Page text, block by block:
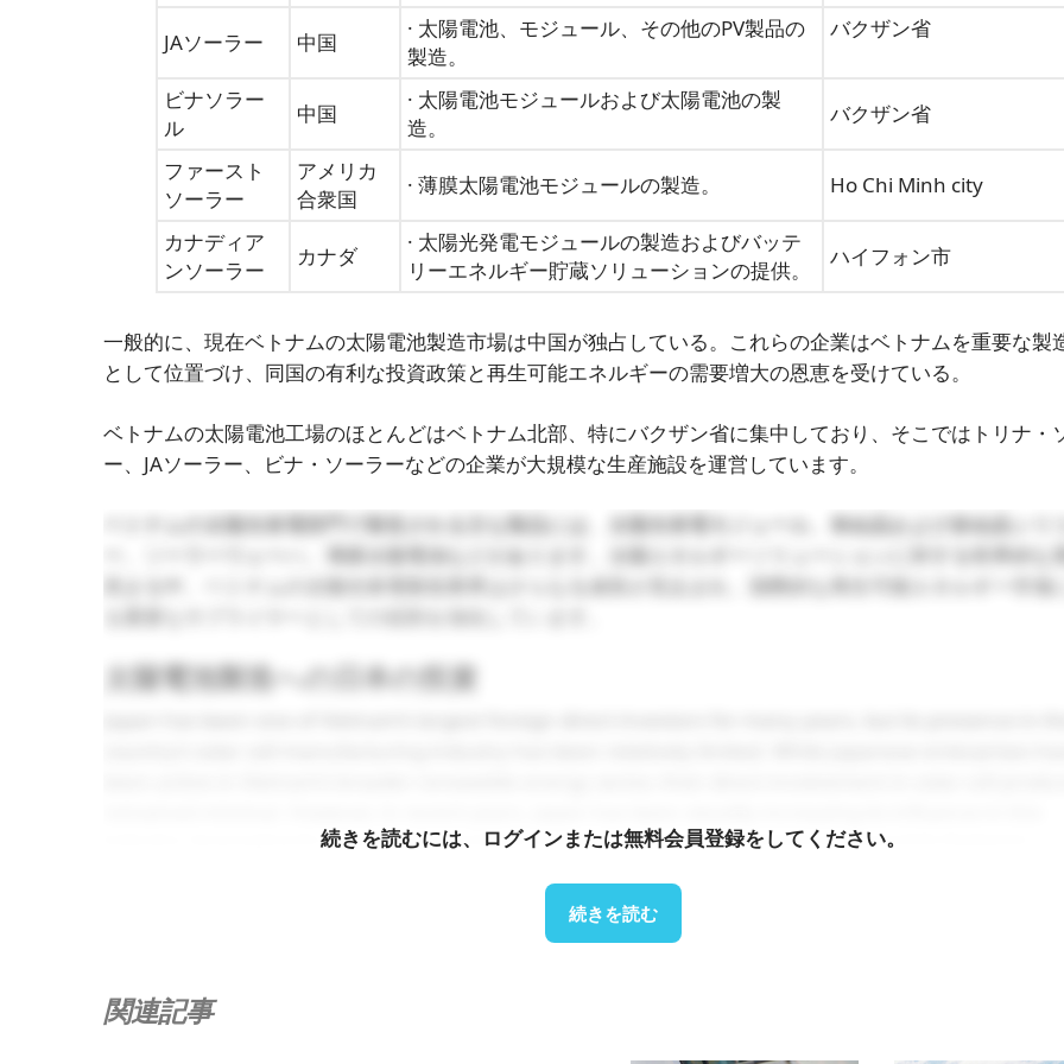
JAソーラー 中国
· 太陽電池、モジュール、その他のPV製品の
製造。
バクザン省
ビナソラー
ル
中国
· 太陽電池モジュールおよび太陽電池の製
造。
バクザン省
ファースト
ソーラー
アメリカ
合衆国
· 薄膜太陽電池モジュールの製造。 Ho Chi Minh city
カナディア
ンソーラー
カナダ
· 太陽光発電モジュールの製造およびバッテ
リーエネルギー貯蔵ソリューションの提供。
ハイフォン市
一般的に、現在ベトナムの太陽電池製造市場は中国が独占している。これらの企業はベトナムを重要な製
として位置づけ、同国の有利な投資政策と再生可能エネルギーの需要増大の恩恵を受けている。
ベトナムの太陽電池工場のほとんどはベトナム北部、特にバクザン省に集中しており、そこではトリナ・
ー、JAソーラー、ビナ・ソーラーなどの企業が大規模な生産施設を運営しています。
ベトナムの太陽光発電部門で製造される主な製品には、太陽光発電モジュール、単結晶および多結晶シリ
ー、ソーラーウェーハ、薄膜太陽電池などがあります。太陽エネルギーソリューションに対する世界的な
高まる中、ベトナムの太陽光発電製造業界はさらなる成長が見込まれ、国際的な再生可能エネルギー市場
太陽電池製造への日本の投資
industry, leveraging its advanced technology and strong capital investment to expand its footprint.
最近の重要な投資は、ベトナムでのプレゼンスを拡大している日本の富士ソーラーの子会社であるVsun
す。2023年11月、同社はフート省に$2億の太陽電池工場の第1フェーズを開設しました。年間生産能力は
月、Vsun Solarはベトナムの施設で最初のシリコンウェーハの生産を開始し、太陽光パネル製造の統合生産
ーンを完成させました。
続きを読むには、ログインまたは無料会員登録をしてください。
続きを読む
関連記事